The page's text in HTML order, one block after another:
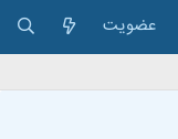
عضویت